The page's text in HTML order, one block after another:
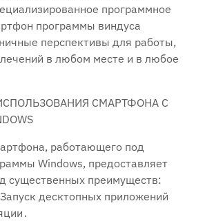
программное
программы виндуса
перспективы для работы,
в любом месте и в любое
СМАРТФОНА С
работающего под
Windows, предоставляет
существенных преимуществ:
десктопных приложений